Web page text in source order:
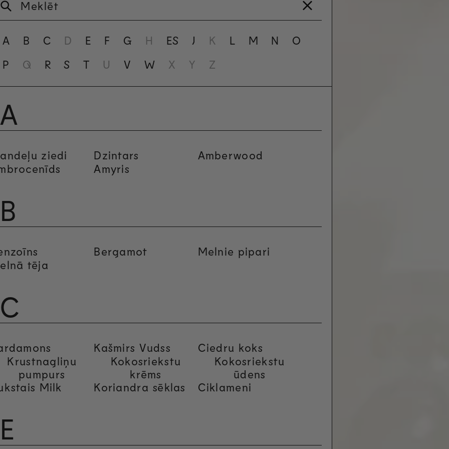
Meklēt
A B C D E F G H ES J K L M N
O
P
Q R S T U V W X Y Z
A
ziedi Dzintars
Amberwood
Amyris
B
Bergamot
Melnie pipari
tēja
C
Kašmirs Vudss
Ciedru koks
Krustnagliņu
pumpurs
Kokosriekstu
krēms
Kokosriekstu
ūdens
Milk
Koriandra sēklas Ciklameni
E